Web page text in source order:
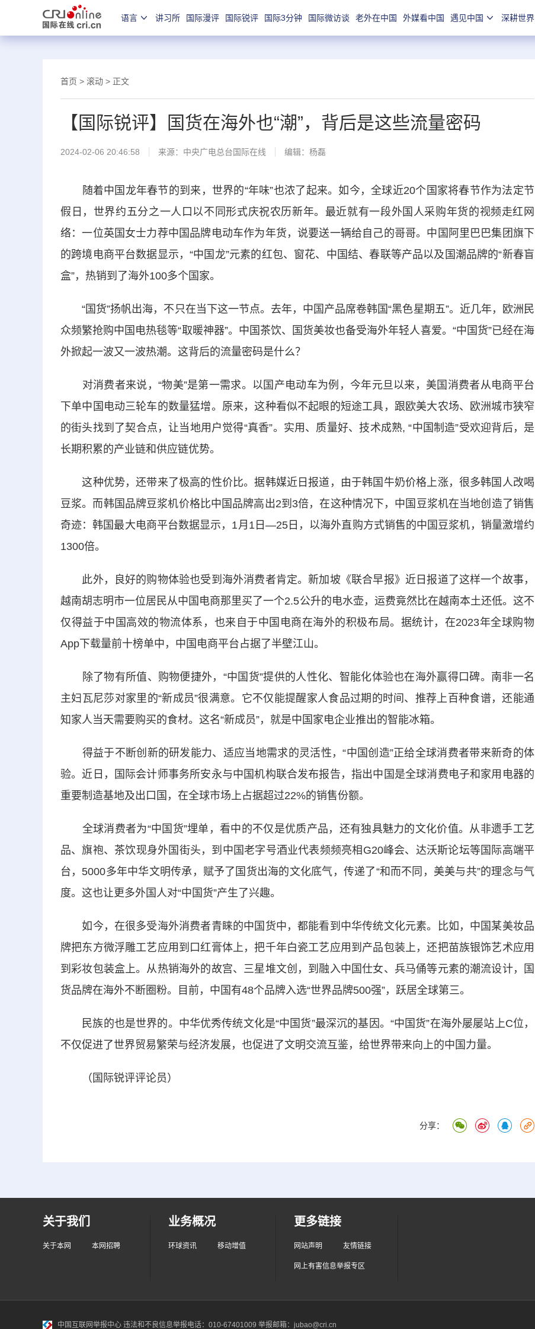
语言 讲习所 国际漫评 国际锐评 国际3分钟 国际微访谈 老外在中国 外媒看中国 遇见中国 深耕世界
首页 > 滚动 > 正文
【国际锐评】国货在海外也“潮”，背后是这些流量密码
2024-02-06 20:46:58 来源：中央广电总台国际在线 编辑：杨磊
随着中国龙年春节的到来，世界的“年味”也浓了起来。如今，全球近20个国家将春节作为法定节
假日，世界约五分之一人口以不同形式庆祝农历新年。最近就有一段外国人采购年货的视频走红网
络：一位英国女士力荐中国品牌电动车作为年货，说要送一辆给自己的哥哥。中国阿里巴巴集团旗下
的跨境电商平台数据显示，“中国龙”元素的红包、窗花、中国结、春联等产品以及国潮品牌的“新春盲
盒”，热销到了海外100多个国家。
“国货”扬帆出海，不只在当下这一节点。去年，中国产品席卷韩国“黑色星期五”。近几年，欧洲民
众频繁抢购中国电热毯等“取暖神器”。中国茶饮、国货美妆也备受海外年轻人喜爱。“中国货”已经在海
外掀起一波又一波热潮。这背后的流量密码是什么？
对消费者来说，“物美”是第一需求。以国产电动车为例，今年元旦以来，美国消费者从电商平台
下单中国电动三轮车的数量猛增。原来，这种看似不起眼的短途工具，跟欧美大农场、欧洲城市狭窄
的街头找到了契合点，让当地用户觉得“真香”。实用、质量好、技术成熟, “中国制造”受欢迎背后，是
长期积累的产业链和供应链优势。
这种优势，还带来了极高的性价比。据韩媒近日报道，由于韩国牛奶价格上涨，很多韩国人改喝
豆浆。而韩国品牌豆浆机价格比中国品牌高出2到3倍，在这种情况下，中国豆浆机在当地创造了销售
奇迹：韩国最大电商平台数据显示，1月1日—25日，以海外直购方式销售的中国豆浆机，销量激增约
1300倍。
此外，良好的购物体验也受到海外消费者肯定。新加坡《联合早报》近日报道了这样一个故事，
越南胡志明市一位居民从中国电商那里买了一个2.5公升的电水壶，运费竟然比在越南本土还低。这不
仅得益于中国高效的物流体系，也来自于中国电商在海外的积极布局。据统计，在2023年全球购物
App下载量前十榜单中，中国电商平台占据了半壁江山。
除了物有所值、购物便捷外，“中国货”提供的人性化、智能化体验也在海外赢得口碑。南非一名
主妇瓦尼莎对家里的“新成员”很满意。它不仅能提醒家人食品过期的时间、推荐上百种食谱，还能通
知家人当天需要购买的食材。这名“新成员”，就是中国家电企业推出的智能冰箱。
得益于不断创新的研发能力、适应当地需求的灵活性，“中国创造”正给全球消费者带来新奇的体
验。近日，国际会计师事务所安永与中国机构联合发布报告，指出中国是全球消费电子和家用电器的
重要制造基地及出口国，在全球市场上占据超过22%的销售份额。
全球消费者为“中国货”埋单，看中的不仅是优质产品，还有独具魅力的文化价值。从非遗手工艺
品、旗袍、茶饮现身外国街头，到中国老字号酒业代表频频亮相G20峰会、达沃斯论坛等国际高端平
台，5000多年中华文明传承，赋予了国货出海的文化底气，传递了“和而不同，美美与共”的理念与气
度。这也让更多外国人对“中国货”产生了兴趣。
如今，在很多受海外消费者青睐的中国货中，都能看到中华传统文化元素。比如，中国某美妆品
牌把东方微浮雕工艺应用到口红膏体上，把千年白瓷工艺应用到产品包装上，还把苗族银饰艺术应用
到彩妆包装盒上。从热销海外的故宫、三星堆文创，到融入中国仕女、兵马俑等元素的潮流设计，国
货品牌在海外不断圈粉。目前，中国有48个品牌入选“世界品牌500强”，跃居全球第三。
民族的也是世界的。中华优秀传统文化是“中国货”最深沉的基因。“中国货”在海外屡屡站上C位，
不仅促进了世界贸易繁荣与经济发展，也促进了文明交流互鉴，给世界带来向上的中国力量。
（国际锐评评论员）
分享：
关于我们
关于本网 本网招聘
业务概况
环球资讯 移动增值
更多链接
网站声明 友情链接
网上有害信息举报专区
中国互联网举报中心 违法和不良信息举报电话：010-67401009 举报邮箱：jubao@cri.cn